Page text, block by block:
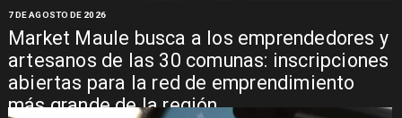
Market Maule busca a los emprendedores y
artesanos de las 30 comunas: inscripciones
abiertas para la red de emprendimiento
más grande de la región
7 DE AGOSTO DE 2026